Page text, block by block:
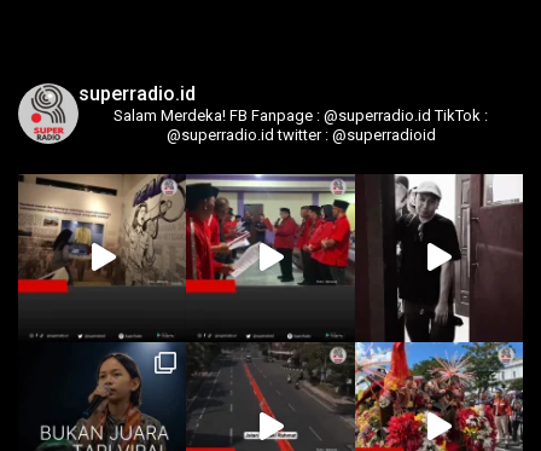
superradio.id
Salam Merdeka! FB Fanpage : @superradio.id TikTok :
@superradio.id twitter : @superradioid